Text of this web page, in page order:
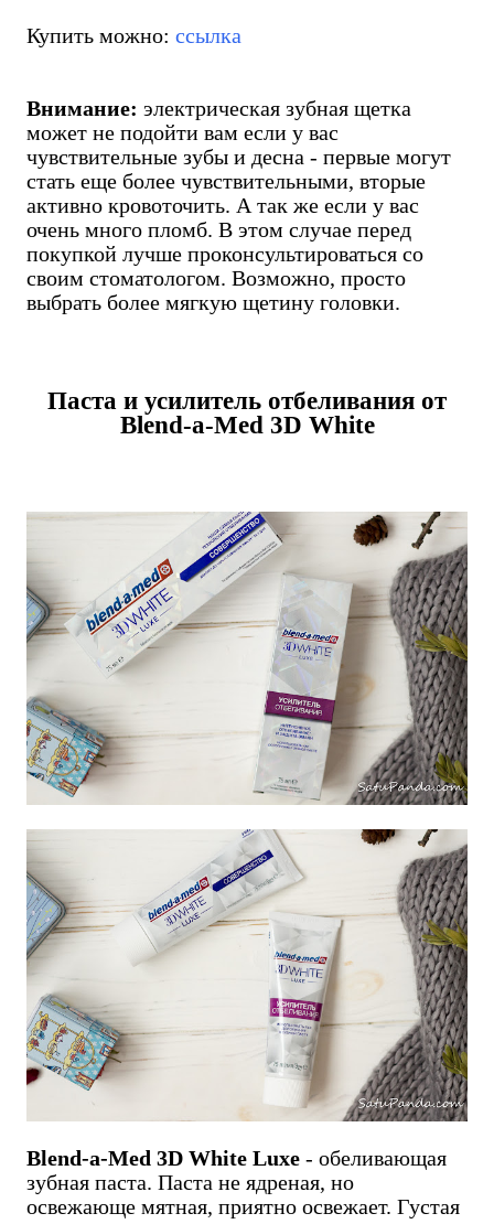
Купить можно: ссылка
Внимание: электрическая зубная щетка
может не подойти вам если у вас
чувствительные зубы и десна - первые могут
стать еще более чувствительными, вторые
активно кровоточить. А так же если у вас
очень много пломб. В этом случае перед
покупкой лучше проконсультироваться со
своим стоматологом. Возможно, просто
выбрать более мягкую щетину головки.
Паста и усилитель отбеливания от
Blend-a-Med 3D White
Blend-a-Med 3D White Luxe - обеливающая
зубная паста. Паста не ядреная, но
освежающе мятная, приятно освежает. Густая